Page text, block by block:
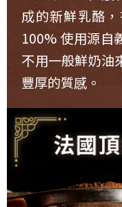
成的新鮮乳酪
100% 使用源自
不用一般鮮奶油
豐厚的質感。